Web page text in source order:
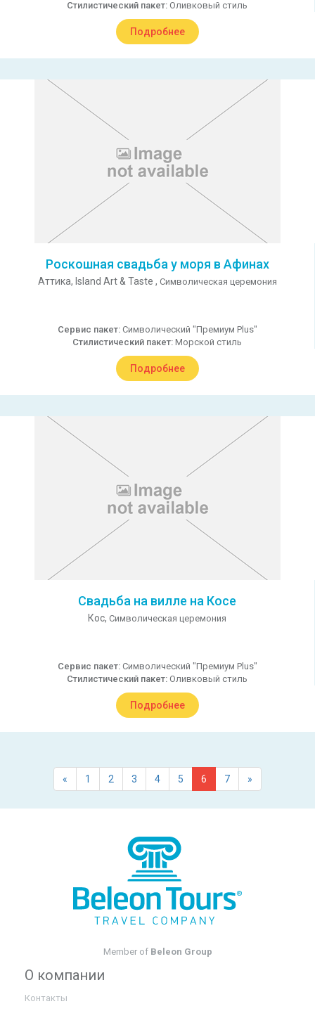
Стилистический пакет: Оливковый стиль
Подробнее
Роскошная свадьба у моря в Афинах
Аттика, Island Art & Taste , Символическая церемония
Сервис пакет: Символический "Премиум Plus"
Стилистический пакет: Морской стиль
Подробнее
Свадьба на вилле на Косе
Кос, Символическая церемония
Сервис пакет: Символический "Премиум Plus"
Стилистический пакет: Оливковый стиль
Подробнее
« 1 2 3 4 5 6 7 »
Member of Beleon Group
О компании
Контакты